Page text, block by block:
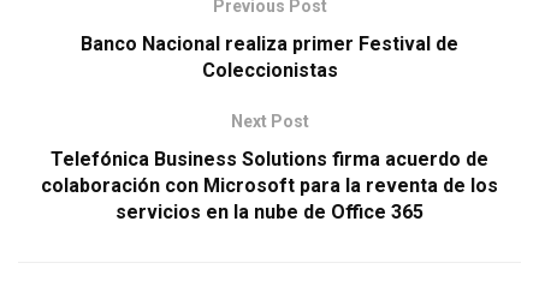
Previous Post
Banco Nacional realiza primer Festival de
Coleccionistas
Next Post
Telefónica Business Solutions firma acuerdo de
colaboración con Microsoft para la reventa de los
servicios en la nube de Office 365